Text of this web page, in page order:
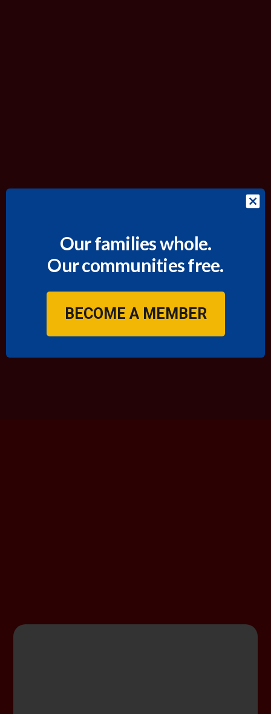
Our families whole.
Our communities free.
BECOME A MEMBER